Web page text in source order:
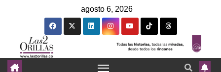
agosto 6, 2026